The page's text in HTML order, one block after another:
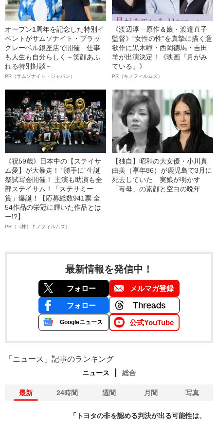
オープン1周年を記念した特別イ
ベントがサムソナイト・ブラッ
クレーベル銀座店で開催 仕事
も人生も自分らしく～笑顔あふ
れる特別対談～
PR（サムソナイト・ジャパン）
《渡辺淳一原作＆娘・渡邉直子
監督》“女性の性”を真摯に描く意
欲作に黒木瞳・西岡德馬・吉田
羊が出演決定！《映画『月がみ
ている』》
PR（キノフィルムズ）
《祝59歳》日本中の【ステイサ
ム愛】が大暴走！ “勝手に”生誕
祭試写会開催！ 主演も助演も全
部ステイサム！「ステサミー
賞」爆誕！【応募総数941票 全
54作品の栄冠に輝いた作品とは
ー!?】
PR（（株）キノフィルムズ）
【独自】昭和の大女優・小川真
由美（享年86）が鹿児島で3月に
死去していた 実娘が明かす
「毒母」の素顔と空白の晩年
最新情報を発信中！
フォロー メルマガ登録
フォロー
Googleニュース 公式YouTube
「ニュース」記事のランキング
ニュース 総合
最新 24時間 週間 月間 写真
「トヨタの非を認める判決が出る可能性は、